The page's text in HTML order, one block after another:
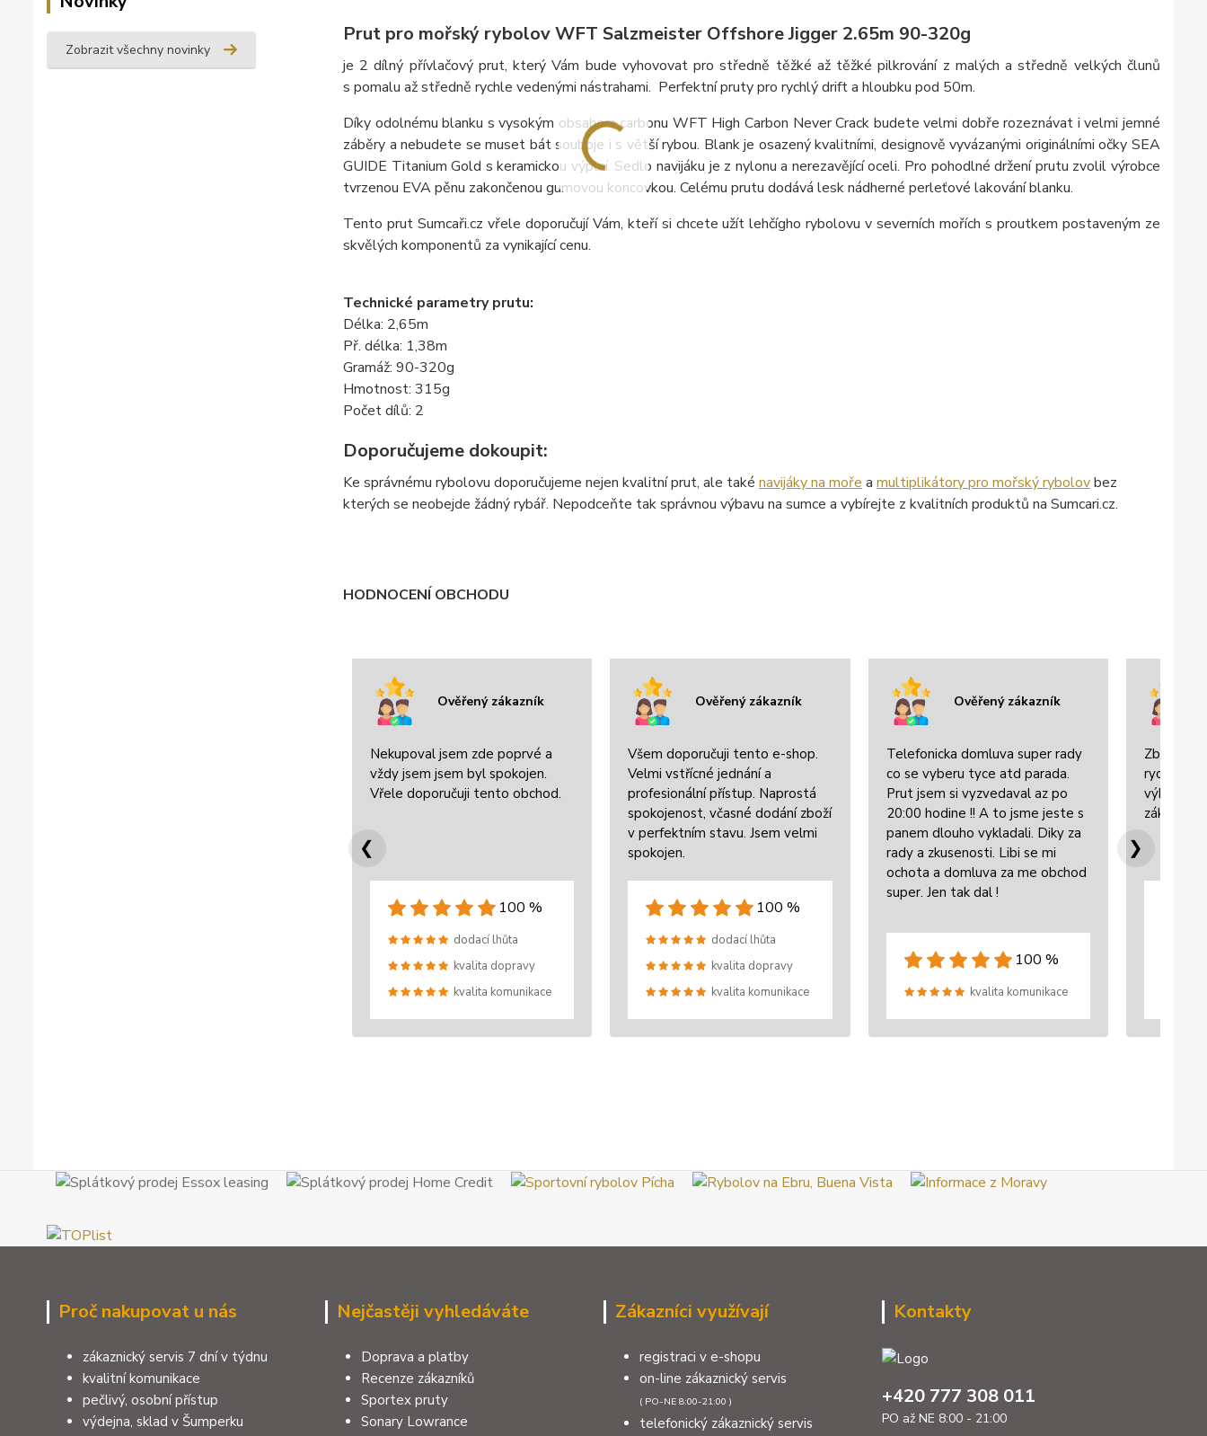
Zobrazit všechny novinky
Prut pro mořský rybolov WFT Salzmeister Offshore Jigger 2.65m 90-320g
je 2 dílný přívlačový prut, který Vám bude vyhovovat pro středně těžké až těžké pilkrování z malých a středně velkých člunů
s pomalu až středně rychle vedenými nástrahami. Perfektní pruty pro rychlý drift a hloubku pod 50m.
Díky odolnému blanku s vysokým obsahem carbonu WFT High Carbon Never Crack budete velmi dobře rozeznávat i velmi jemné
záběry a nebudete se muset bát souboje i s větší rybou. Blank je osazený kvalitními, designově vyvázanými originálními očky SEA
GUIDE Titanium Gold s keramickou výplní. Sedlo navijáku je z nylonu a nerezavějící oceli. Pro pohodlné držení prutu zvolil výrobce
tvrzenou EVA pěnu zakončenou gumovou koncovkou. Celému prutu dodává lesk nádherné perleťové lakování blanku.
Tento prut Sumcaři.cz vřele doporučují Vám, kteří si chcete užít lehčígho rybolovu v severních mořích s proutkem postaveným ze
skvělých komponentů za vynikající cenu.
Technické parametry prutu:
Délka: 2,65m
Př. délka: 1,38m
Gramáž: 90-320g
Hmotnost: 315g
Počet dílů: 2
Doporučujeme dokoupit:
Ke správnému rybolovu doporučujeme nejen kvalitní prut, ale také navijáky na moře a multiplikátory pro mořský rybolovbez
kterých se neobejde žádný rybář. Nepodceňte tak správnou výbavu na sumce a vybírejte z kvalitních produktů na Sumcari.cz.
HODNOCENÍ OBCHODU
Ověřený zákazník
Nekupoval jsem zde poprvé a
vždy jsem jsem byl spokojen.
Vřele doporučuji tento obchod.
100 %
dodací lhůta
kvalita dopravy
kvalita komunikace
Ověřený zákazník
Všem doporučuji tento e-shop.
Velmi vstřícné jednání a
profesionální přístup. Naprostá
spokojenost, včasné dodání zboží
v perfektním stavu. Jsem velmi
spokojen.
100 %
dodací lhůta
kvalita dopravy
kvalita komunikace
Ověřený zákazník
Telefonicka domluva super rady
co se vyberu tyce atd parada.
Prut jsem si vyzvedaval az po
20:00 hodine !! A to jsme jeste s
panem dlouho vykladali. Diky za
rady a zkusenosti. Libi se mi
ochota a domluva za me obchod
super. Jen tak dal !
100 %
kvalita komunikace
Zboží
rychle
výbornou
❮ ❯
Proč nakupovat u nás
zákaznický servis 7 dní v týdnu
kvalitní komunikace
pečlivý, osobní přístup
výdejna, sklad v Šumperku
Nejčastěji vyhledáváte
Doprava a platby
Recenze zákazníků
Sportex pruty
Sonary Lowrance
Zákazníci využívají
registraci v e-shopu
on-line zákaznický servis
( PO-NE 8:00-21:00 )
telefonický zákaznický servis
Kontakty
+420 777 308 011
PO až NE 8:00 - 21:00